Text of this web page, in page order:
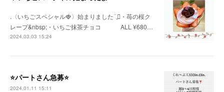
.〈いちごスペシャル🍓〉始まりました¨̮⃝・苺の桜ク
レープ&nbsp;・いちご抹茶チョコ ⠀ ⠀ ⠀ ALL ¥680…
2024.03.03 15:24
⭐️パートさん急募⭐️
2024.01.11 15:11